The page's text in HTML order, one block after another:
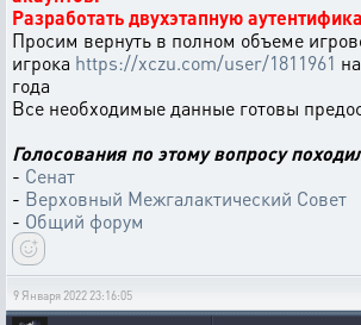
Разработать двухэтапную
Просим вернуть в полном объеме
игрока https://xczu.com/user/1811961
года
Все необходимые данные готовы
Голосования по этому вопросу
- Сенат
- Верховный Межгалактический Совет
- Общий форум
9 Января 2022 23:16:05